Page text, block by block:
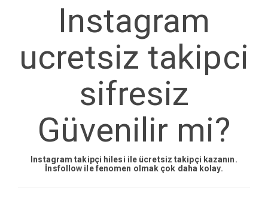
Instagram
ucretsiz takipci
sifresiz
Güvenilir mi?
Instagram takipçi hilesi ile ücretsiz takipçi kazanın.
İnsfollow ile fenomen olmak çok daha kolay.